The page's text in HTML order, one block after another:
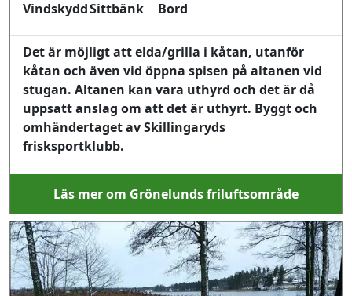
VindskyddSittbänk Bord
Det är möjligt att elda/grilla i kåtan, utanför
kåtan och även vid öppna spisen på altanen vid
stugan. Altanen kan vara uthyrd och det är då
uppsatt anslag om att det är uthyrt. Byggt och
omhändertaget av Skillingaryds
frisksportklubb.
Läs mer om Grönelunds friluftsområde